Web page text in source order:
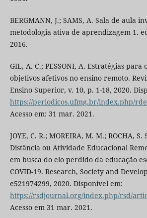
BERGMANN, J.; SAMS, A. Sala de aula
metodologia ativa de aprendizagem 1.
2016.
GIL, A. C.; PESSONI, A. Estratégias para
objetivos afetivos no ensino remoto.
Ensino Superior, v. 10, p. 1-18, 2020.
https://periodicos.ufmg.br/index.php/
Acesso em: 31 mar. 2021.
JOYE, C. R.; MOREIRA, M. M.; ROCHA, S.
Distância ou Atividade Educacional
em busca do elo perdido da educação
COVID-19. Research, Society and
e521974299, 2020. Disponível em:
https://rsdjournal.org/index.php/rsd/
Acesso em 31 mar. 2021.